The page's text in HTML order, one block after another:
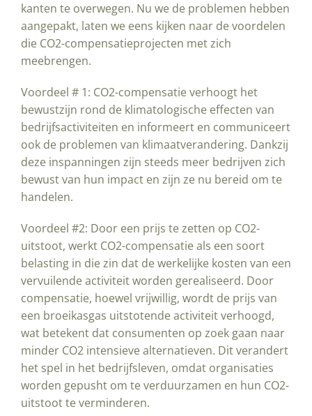
kanten te overwegen. Nu we de problemen hebben
aangepakt, laten we eens kijken naar de voordelen
die CO2-compensatieprojecten met zich
meebrengen.
Voordeel # 1: CO2-compensatie verhoogt het
bewustzijn rond de klimatologische effecten van
bedrijfsactiviteiten en informeert en communiceert
ook de problemen van klimaatverandering. Dankzij
deze inspanningen zijn steeds meer bedrijven zich
bewust van hun impact en zijn ze nu bereid om te
handelen.
Voordeel #2: Door een prijs te zetten op CO2-
uitstoot, werkt CO2-compensatie als een soort
belasting in die zin dat de werkelijke kosten van een
vervuilende activiteit worden gerealiseerd. Door
compensatie, hoewel vrijwillig, wordt de prijs van
een broeikasgas uitstotende activiteit verhoogd,
wat betekent dat consumenten op zoek gaan naar
minder CO2 intensieve alternatieven. Dit verandert
het spel in het bedrijfsleven, omdat organisaties
worden gepusht om te verduurzamen en hun CO2-
uitstoot te verminderen.